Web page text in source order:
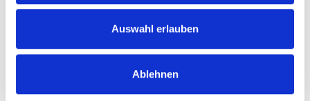
Auswahl erlauben
Ablehnen
höchsterQualitätund modernsterTechnik
Modellen von ausgesuchtenHerstellern